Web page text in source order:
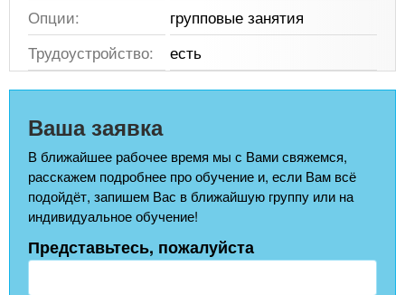
Опции:
групповые занятия
Трудоустройство:
есть
Ваша заявка
В ближайшее рабочее время мы с Вами свяжемся,
расскажем подробнее про обучение и, если Вам всё
подойдёт, запишем Вас в ближайшую группу или на
индивидуальное обучение!
Представьтесь, пожалуйста